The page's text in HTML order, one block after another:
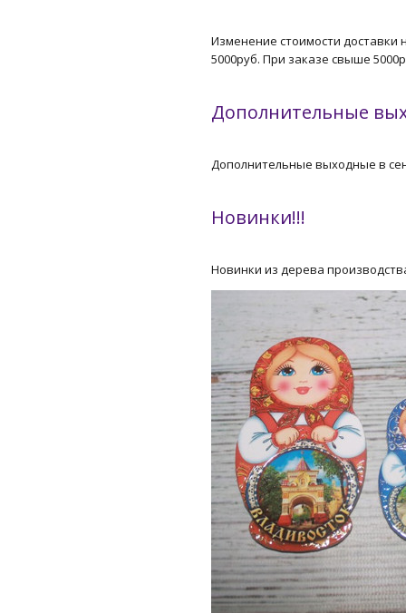
Изменение стоимости доставки
5000руб. При заказе свыше
Дополнительные
Дополнительные выходные в
Новинки!!!
Новинки из дерева